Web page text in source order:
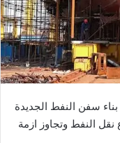
بناء سفن النفط الجديدة
نقل النفط وتجاوز ازمة